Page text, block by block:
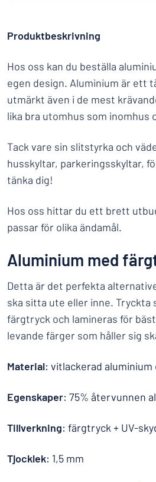
Produktbeskrivning
Hos oss kan du beställa
egen design. Aluminium är ett
utmärkt även i de mest
lika bra utomhus som inomhus
Tack vare sin slitstyrka och
husskyltar, parkeringsskyltar,
tänka dig!
Hos oss hittar du ett brett
passar för olika ändamål.
Aluminium med
Detta är det perfekta
ska sitta ute eller inne. Tryckta
färgtryck och lamineras för
levande färger som håller sig
Material: vitlackerad
Egenskaper: 75% återvunnen
Tillverkning: färgtryck + UV-
Tjocklek: 1,5 mm